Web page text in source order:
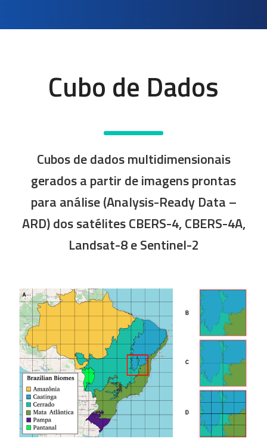
Cubo de Dados
Cubos de dados multidimensionais
gerados a partir de imagens prontas
para análise (Analysis-Ready Data –
ARD) dos satélites CBERS-4, CBERS-4A,
Landsat-8 e Sentinel-2